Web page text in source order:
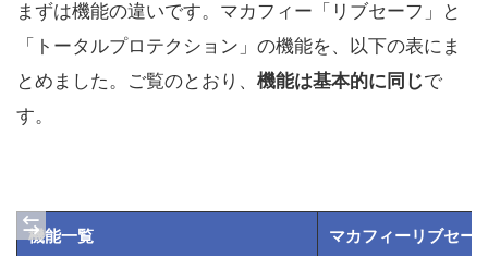
まずは機能の違いです。マカフィー「リブセーフ」と
「トータルプロテクション」の機能を、以下の表にま
とめました。ご覧のとおり、 機能は基本的に同じで
す。
機能一覧 マカフィーリブセー